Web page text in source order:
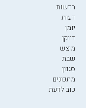
חדשות
דעות
יומן
דיוקן
מוצש
שבת
סגנון
מתכונים
טוב לדעת